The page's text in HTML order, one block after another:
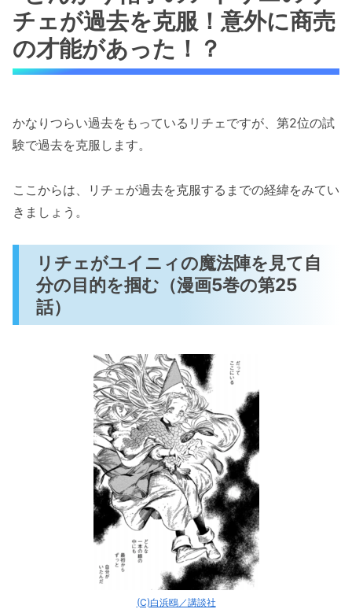
チェが過去を克服！意外に商売
の才能があった！？
かなりつらい過去をもっているリチェですが、第2位の試
験で過去を克服します。
ここからは、リチェが過去を克服するまでの経緯をみてい
きましょう。
リチェがユイニィの魔法陣を見て自
分の目的を掴む（漫画5巻の第25
話）
(C)白浜鴎／講談社